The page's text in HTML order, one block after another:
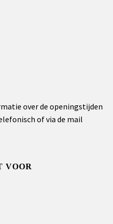
over de openingstijden
of via de mail
VOOR